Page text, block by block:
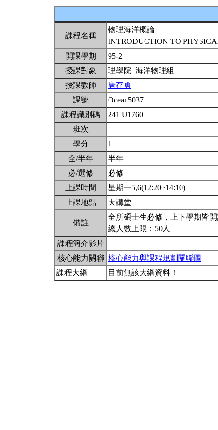
課程名稱
物理海洋概論
INTRODUCTION TO
開課學期
95-2
授課對象
理學院 海洋物理組
授課教師
唐存勇
課號
Ocean5037
課程識別碼
241 U1760
班次
學分
1
全/半年
半年
必/選修
必修
上課時間
星期一5,6(12:20~14:10)
上課地點
大講堂
備註
全所碩士生必修，上下學期皆
總人數上限：50人
課程簡介影片
核心能力關聯 核心能力與課程規劃關聯圖
課程大綱
目前無該大綱資料！